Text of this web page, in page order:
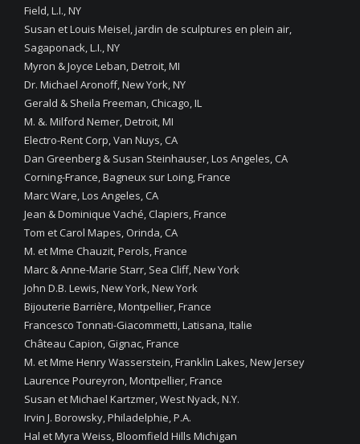
Field, L.I., NY
Susan et Louis Meisel, jardin de sculptures en plein air,
Sagaponack, L.I., NY
Myron & Joyce Leban, Detroit, MI
Dr. Michael Aronoff, New York, NY
Gerald & Sheila Freeman, Chicago, IL
M. &. Milford Nemer, Detroit, MI
Electro-Rent Corp, Van Nuys, CA
Dan Greenberg & Susan Steinhauser, Los Angeles, CA
Corning-France, Bagneux sur Loing, France
Marc Ware, Los Angeles, CA
Jean & Dominique Vaché, Clapiers, France
Tom et Carol Mapes, Orinda, CA
M. et Mme Chauzit, Perols, France
Marc & Anne-Marie Starr, Sea Cliff, New York
John D.B. Lewis, New York, New York
Bijouterie Barrière, Montpellier, France
Francesco Tonnati-Giacommetti, Latisana, Italie
Château Capion, Gignac, France
M. et Mme Henry Wasserstein, Franklin Lakes, New Jersey
Laurence Poureyron, Montpellier, France
Susan et Michael Kartzmer, West Nyack, N.Y.
Irvin J. Borowsky, Philadelphie, P.A.
Hal et Myra Weiss, Bloomfield Hills Michigan